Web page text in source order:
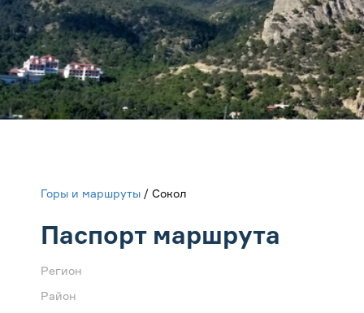
Горы и маршруты / Сокол
Паспорт маршрута
Регион
Район